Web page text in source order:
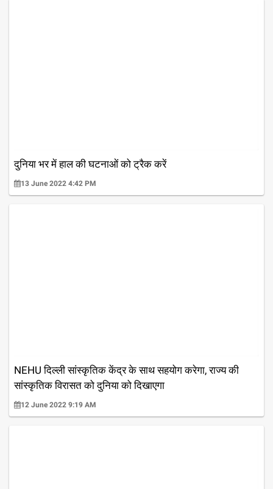
दुनिया भर में हाल की घटनाओं को ट्रैक करें
13 June 2022 4:42 PM
NEHU दिल्ली सांस्कृतिक केंद्र के साथ सहयोग करेगा, राज्य की
सांस्कृतिक विरासत को दुनिया को दिखाएगा
12 June 2022 9:19 AM